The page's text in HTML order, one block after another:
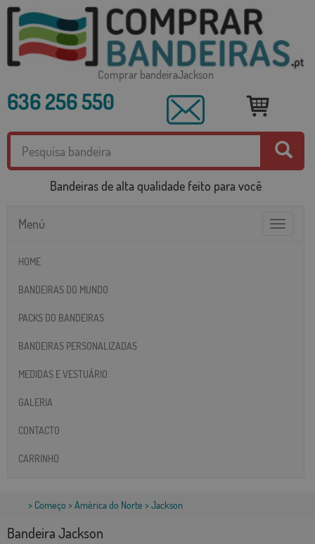
Comprar bandeiraJackson
636 256 550
Bandeiras de alta qualidade feito para você
Toggle
Menú
HOME
BANDEIRAS DO MUNDO
PACKS DO BANDEIRAS
BANDEIRAS PERSONALIZADAS
MEDIDAS E VESTUÁRIO
GALERIA
CONTACTO
CARRINHO
> Começo > América do Norte > Jackson
Bandeira Jackson